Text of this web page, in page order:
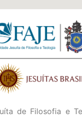
de Filosofia e